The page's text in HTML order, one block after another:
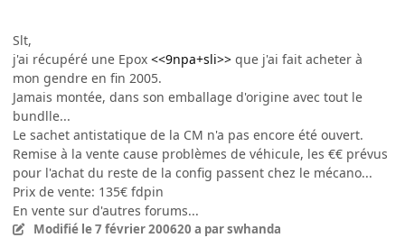
Slt,
j'ai récupéré une Epox <<9npa+sli>> que j'ai fait acheter à
mon gendre en fin 2005.
Jamais montée, dans son emballage d'origine avec tout le
bundlle...
Le sachet antistatique de la CM n'a pas encore été ouvert.
Remise à la vente cause problèmes de véhicule, les €€ prévus
pour l'achat du reste de la config passent chez le mécano...
Prix de vente: 135€ fdpin
En vente sur d'autres forums...
Modifié le 7 février 200620 a par swhanda